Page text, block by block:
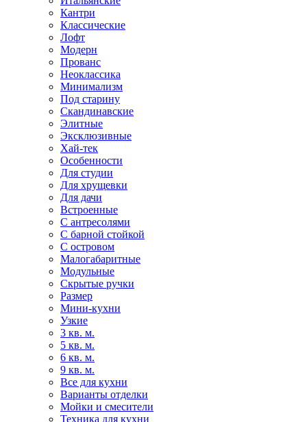
Кантри
Классические
Лофт
Модерн
Прованс
Неоклассика
Минимализм
Под старину
Скандинавские
Элитные
Эксклюзивные
Хай-тек
Особенности
Для студии
Для хрущевки
Для дачи
Встроенные
С антресолями
С барной стойкой
С островом
Малогабаритные
Модульные
Скрытые ручки
Размер
Мини-кухни
Узкие
3 кв. м.
5 кв. м.
6 кв. м.
9 кв. м.
Все для кухни
Варианты отделки
Мойки и смесители
Техника для кухни